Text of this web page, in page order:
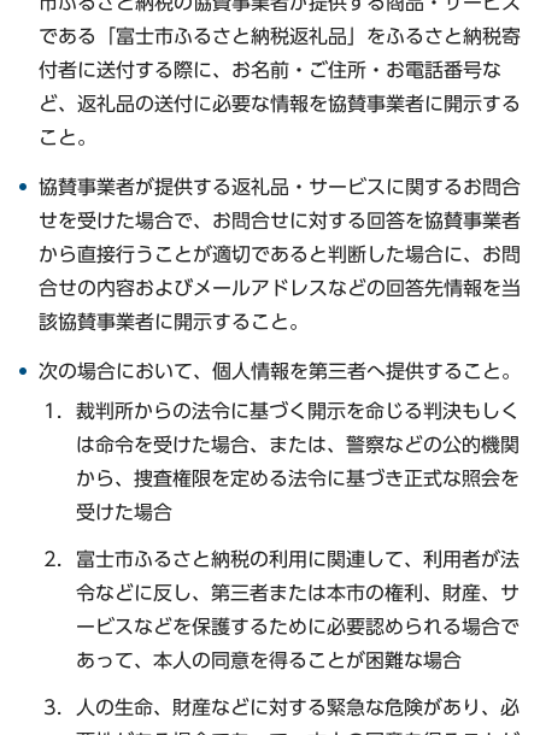
である「富士市ふるさと納税返礼品」をふるさと納税寄
付者に送付する際に、お名前・ご住所・お電話番号な
ど、返礼品の送付に必要な情報を協賛事業者に開示する
こと。
協賛事業者が提供する返礼品・サービスに関するお問合
せを受けた場合で、お問合せに対する回答を協賛事業者
から直接行うことが適切であると判断した場合に、お問
合せの内容およびメールアドレスなどの回答先情報を当
該協賛事業者に開示すること。
次の場合において、個人情報を第三者へ提供すること。
裁判所からの法令に基づく開示を命じる判決もしく
は命令を受けた場合、または、警察などの公的機関
から、捜査権限を定める法令に基づき正式な照会を
受けた場合
富士市ふるさと納税の利用に関連して、利用者が法
令などに反し、第三者または本市の権利、財産、サ
ービスなどを保護するために必要認められる場合で
あって、本人の同意を得ることが困難な場合
人の生命、財産などに対する緊急な危険があり、必